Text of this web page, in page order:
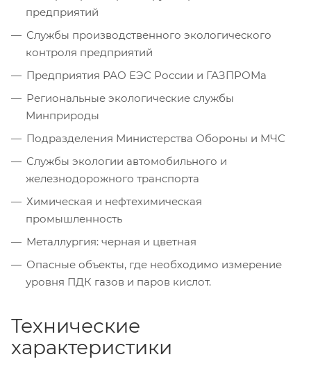
предприятий
Службы производственного экологического
контроля предприятий
Предприятия РАО ЕЭС России и ГАЗПРОМа
Региональные экологические службы
Минприроды
Подразделения Министерства Обороны и МЧС
Службы экологии автомобильного и
железнодорожного транспорта
Химическая и нефтехимическая
промышленность
Металлургия: черная и цветная
Опасные объекты, где необходимо измерение
уровня ПДК газов и паров кислот.
Технические
характеристики